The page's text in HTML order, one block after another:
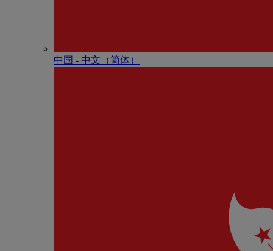
中国 - 中⽂（简体）